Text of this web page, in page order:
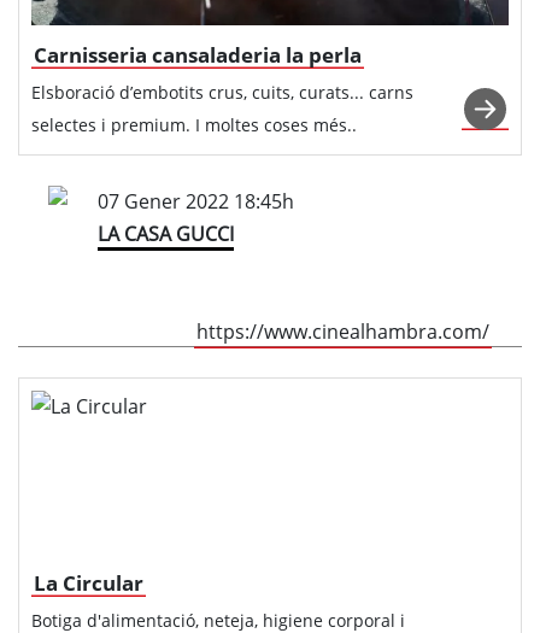
Carnisseria cansaladeria la perla
Elsboració d’embotits crus, cuits, curats... carns
selectes i premium. I moltes coses més..
07 Gener 2022 18:45h
LA CASA GUCCI
https://www.cinealhambra.com/
La Circular
Botiga d'alimentació, neteja, higiene corporal i